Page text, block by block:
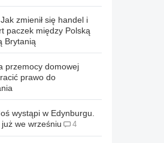
zmienił się handel i
paczek między Polską
Brytanią
przemocy domowej
prawo do
wystąpi w Edynburgu.
we wrześniu
4